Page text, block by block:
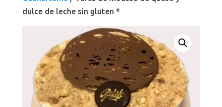
dulce de leche sin gluten *